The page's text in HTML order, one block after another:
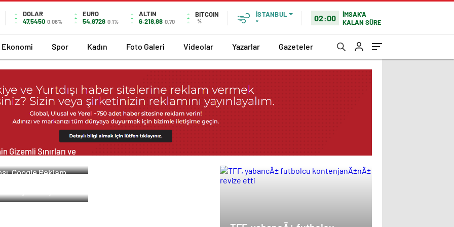
DOLAR
47,5450 0.06%
EURO
54,8728 0.1%
ALTIN
6.218,88 0,70
BITCOIN
%
İSTANBUL
°
02:00
İMSAK'A
KALAN SÜRE
Ekonomi Spor Kadın Foto Galeri Videolar Yazarlar Gazeteler
Gizemli Sınırları ve
Google Reklam
Ajansı